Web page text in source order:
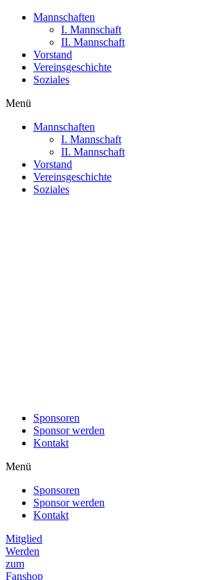
Mannschaften
I. Mannschaft
II. Mannschaft
Vorstand
Vereinsgeschichte
Soziales
Menü
Mannschaften
I. Mannschaft
II. Mannschaft
Vorstand
Vereinsgeschichte
Soziales
Sponsoren
Sponsor werden
Kontakt
Menü
Sponsoren
Sponsor werden
Kontakt
Mitglied
Werden
zum
Fanshop